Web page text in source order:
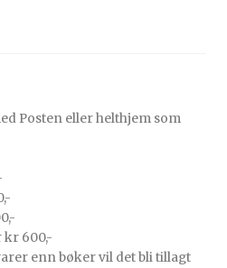
Posten eller helthjem som
kr 600,-
enn bøker vil det bli tillagt